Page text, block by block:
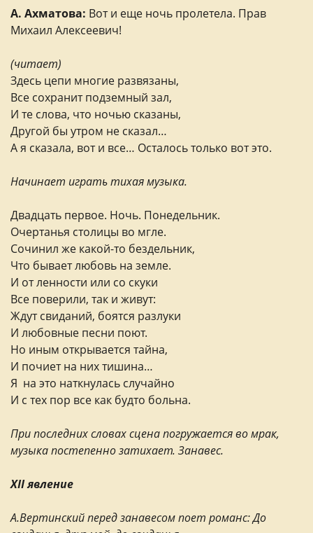
А. Ахматова: Вот и еще ночь пролетела. Прав
Михаил Алексеевич!
(читает)
Здесь цепи многие развязаны,
Все сохранит подземный зал,
И те слова, что ночью сказаны,
Другой бы утром не сказал…
А я сказала, вот и все… Осталось только вот это.
Начинает играть тихая музыка.
Двадцать первое. Ночь. Понедельник.
Очертанья столицы во мгле.
Сочинил же какой-то бездельник,
Что бывает любовь на земле.
И от ленности или со скуки
Все поверили, так и живут:
Ждут свиданий, боятся разлуки
И любовные песни поют.
Но иным открывается тайна,
И почиет на них тишина…
Я на это наткнулась случайно
И с тех пор все как будто больна.
При последних словах сцена погружается во мрак,
музыка постепенно затихает. Занавес.
XII явление
А.Вертинский перед занавесом поет романс: До